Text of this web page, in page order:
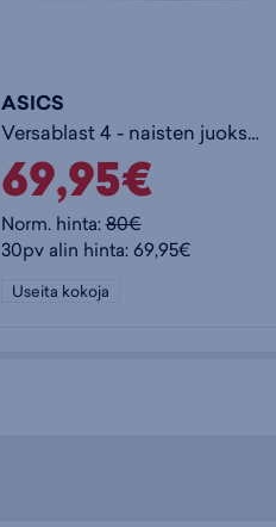
ASICS
Versablast 4 - naisten juoksukengät
69,95€
Norm. hinta:80€
30pv alin hinta: 69,95€
Useita kokoja